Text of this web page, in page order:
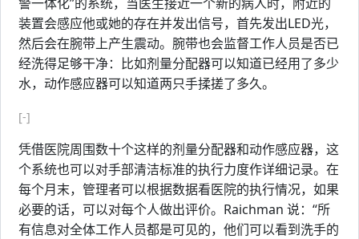
装置会感应他或她的存在并发出信号，首先发出LED光，
然后会在腕带上产生震动。腕带也会监督工作人员是否已
经洗得足够干净：比如剂量分配器可以知道已经用了多少
水，动作感应器可以知道两只手揉搓了多久。
[-]
凭借医院周围数十个这样的剂量分配器和动作感应器，这
个系统也可以对手部清洁标准的执行力度作详细记录。在
每个月末，管理者可以根据数据看医院的执行情况，如果
必要的话，可以对每个人做出评价。Raichman 说：“所
有信息对全体工作人员都是可见的，他们可以看到洗手的